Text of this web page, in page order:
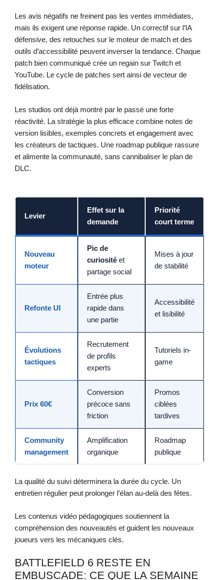
Les avis négatifs ne freinent pas les ventes immédiates,
mais ils exigent une réponse rapide. Un correctif sur l’IA
défensive, des retouches sur le moteur de match et des
outils d’accessibilité peuvent inverser la tendance. Chaque
patch bien communiqué crée un regain sur Twitch et
YouTube. Le cycle de patches sert ainsi de vecteur de
fidélisation.
Les studios ont déjà montré par le passé une forte
réactivité. La stratégie la plus efficace combine notes de
version lisibles, exemples concrets et engagement avec
les créateurs de tactiques. Une roadmap publique rassure
et alimente la communauté, sans cannibaliser le plan de
DLC.
Levier
Effet sur la
demande
Priorité
court terme
Nouveau
moteur
Pic de
curiosité et
partage social
Mises à jour
de stabilité
Refonte UI
Entrée plus
rapide dans
une partie
Accessibilité
et lisibilité
Évolutions
tactiques
Recrutement
de profils
experts
Tutoriels in-
game
Prix 60€
Conversion
précoce sans
friction
Promos
ciblées
tardives
Community
management
Amplification
organique
Roadmap
publique
La qualité du suivi déterminera la durée du cycle. Un
entretien régulier peut prolonger l’élan au-delà des fêtes.
Les contenus vidéo pédagogiques soutiennent la
compréhension des nouveautés et guident les nouveaux
joueurs vers les mécaniques clés.
BATTLEFIELD 6 RESTE EN
EMBUSCADE: CE QUE LA SEMAINE